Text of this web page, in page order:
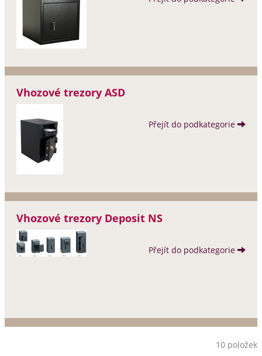
Vhozové trezory ASD
Přejít do podkategorie
Vhozové trezory Deposit NS
Přejít do podkategorie
10 položek